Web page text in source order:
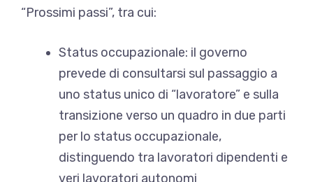
“Prossimi passi”, tra cui:
Status occupazionale: il governo
prevede di consultarsi sul passaggio a
uno status unico di “lavoratore” e sulla
transizione verso un quadro in due parti
per lo status occupazionale,
distinguendo tra lavoratori dipendenti e
veri lavoratori autonomi